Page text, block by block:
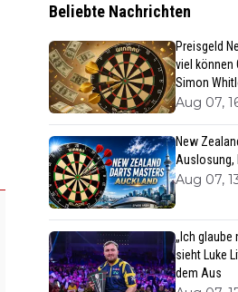
Beliebte Nachrichten
Preisgeld
viel können
Simon
Aug 07,
New
Auslosung,
Aug 07,
„Ich glaube
sieht Luke
dem Aus